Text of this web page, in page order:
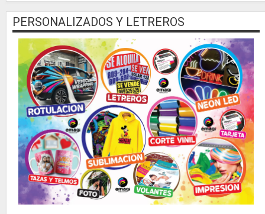
PERSONALIZADOS Y LETREROS